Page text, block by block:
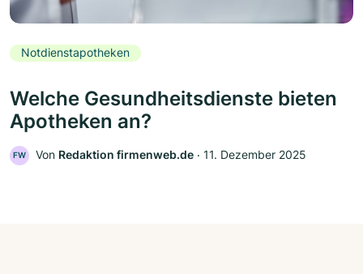
Notdienstapotheken
Welche Gesundheitsdienste bieten
Apotheken an?
FW Von Redaktion firmenweb.de ‧ 11. Dezember 2025